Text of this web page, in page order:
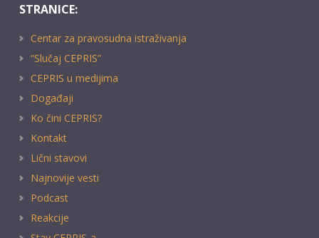
STRANICE:
Centar za pravosudna istraživanja
“Slučaj CEPRIS”
CEPRIS u medijima
Događaji
Ko čini CEPRIS?
Kontakt
Lični stavovi
Najnovije vesti
Podcast
Reakcije